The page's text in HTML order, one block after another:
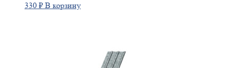
330 ₽ В корзину